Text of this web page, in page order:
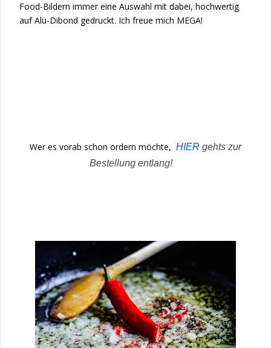
Food-Bildern immer eine Auswahl mit dabei, hochwertig
auf Alu-Dibond gedruckt. Ich freue mich MEGA!
Wer es vorab schon ordern möchte, HIER gehts zur
Bestellung entlang!